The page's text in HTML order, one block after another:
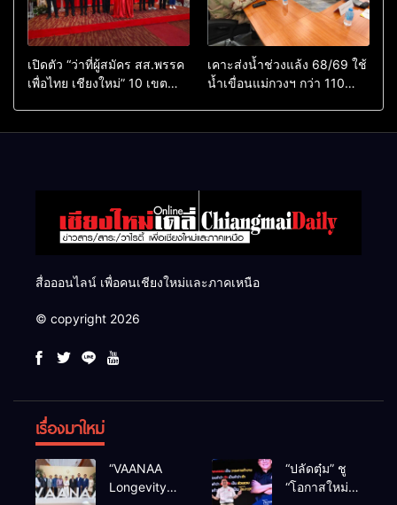
เปิดตัว “ว่าที่ผู้สมัคร สส.พรรค
เพื่อไทย เชียงใหม่” 10 เขต
เคาะส่งน้ำช่วงแล้ง 68/69 ใช้
น้ำเขื่อนแม่กวงฯ กว่า 110
สื่อออนไลน์ เพื่อคนเชียงใหม่และภาคเหนือ
© copyright 2026
เรื่องมาใหม่
“VAANAA
Longevity
“ปลัดตุ๋ม” ชู
“โอกาสใหม่”